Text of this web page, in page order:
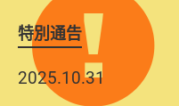
特別通告
2025.10.31